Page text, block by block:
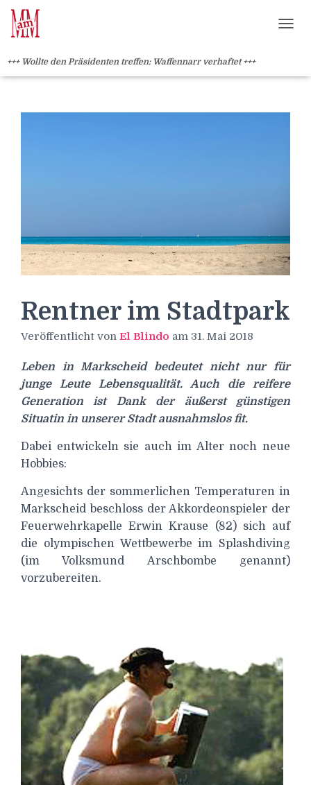
Weiterlesen" />
+++ Wollte den Präsidenten treffen: Waffennarr verhaftet +++
Rentner im Stadtpark
Veröffentlicht von El Blindo am 31. Mai 2018
Leben in Markscheid bedeutet nicht nur für
junge Leute Lebensqualität. Auch die reifere
Generation ist Dank der äußerst günstigen
Situatin in unserer Stadt ausnahmslos fit.
Dabei entwickeln sie auch im Alter noch neue
Hobbies:
Angesichts der sommerlichen Temperaturen in
Markscheid beschloss der Akkordeonspieler der
Feuerwehrkapelle Erwin Krause (82) sich auf
die olympischen Wettbewerbe im Splashdiving
(im Volksmund Arschbombe genannt)
vorzubereiten.